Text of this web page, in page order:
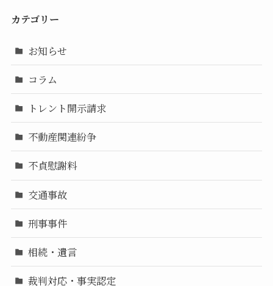
カテゴリー
お知らせ
コラム
トレント開示請求
不動産関連紛争
不貞慰謝料
交通事故
刑事事件
相続・遺言
裁判対応・事実認定